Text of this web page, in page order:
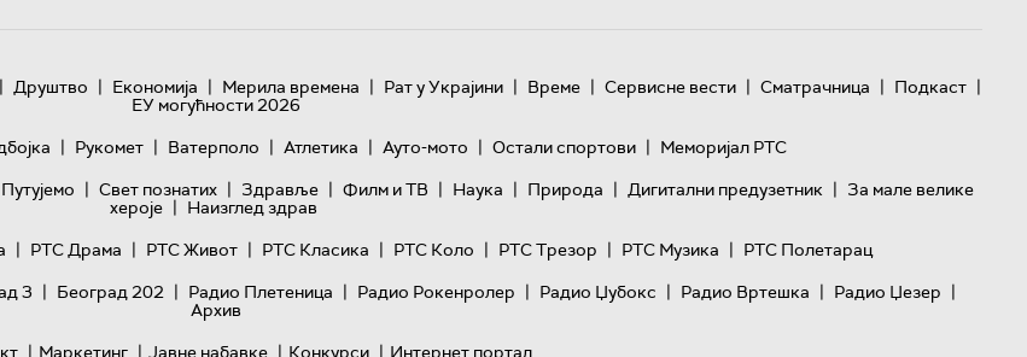
| Друштво | Економија | Мерила времена | Рат у Украјини | Време | Сервисне вести | Сматрачница | Подкаст |
ЕУ могућности 2026
| Рукомет | Ватерполо | Атлетика | Ауто-мото | Остали спортови | Меморијал РТС
Путујемо | Свет познатих | Здравље | Филм и ТВ | Наука | Природа | Дигитални предузетник | За мале велике
хероје | Наизглед здрав
| РТС Драма | РТС Живот | РТС Класика | РТС Коло | РТС Трезор | РТС Музика | РТС Полетарац
3 | Београд 202 | Радио Плетеница | Радио Рокенролер | Радио Џубокс | Радио Вртешка | Радио Џезер |
Архив
| Маркетинг | Јавне набавке | Конкурси | Интернет портал